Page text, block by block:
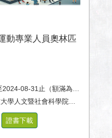
動專業人員奧林匹
08-31止（額滿為止）
學院、體育室及休閒運動健康系。
證書下載